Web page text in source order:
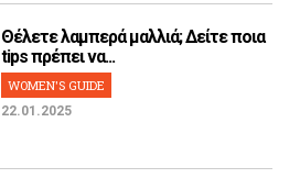
Θέλετε λαμπερά μαλλιά; Δείτε ποια
tips πρέπει να...
WOMEN'S GUIDE
22.01.2025